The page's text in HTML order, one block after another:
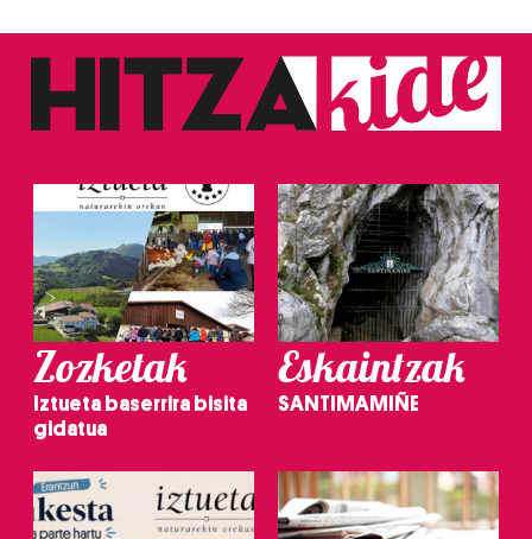
Zozketak
Iztueta baserrira bisita
gidatua
Eskaintzak
SANTIMAMIÑE